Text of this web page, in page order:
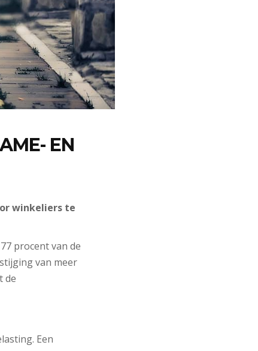
EN
winkeliers te
procent van de
van meer
de
Een